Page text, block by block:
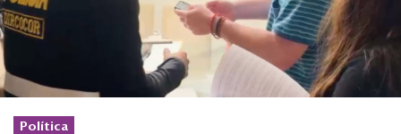
Economía y Finanzas
Legal y Política
Política